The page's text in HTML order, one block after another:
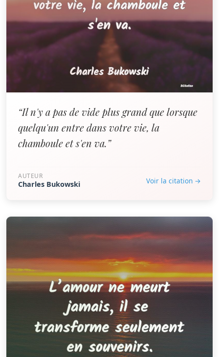
“Il n'y a pas de vide plus grand que lorsque
quelqu'un entre dans votre vie, la
chamboule et s'en va.”
AUTEUR
Charles Bukowski Voir la citation →